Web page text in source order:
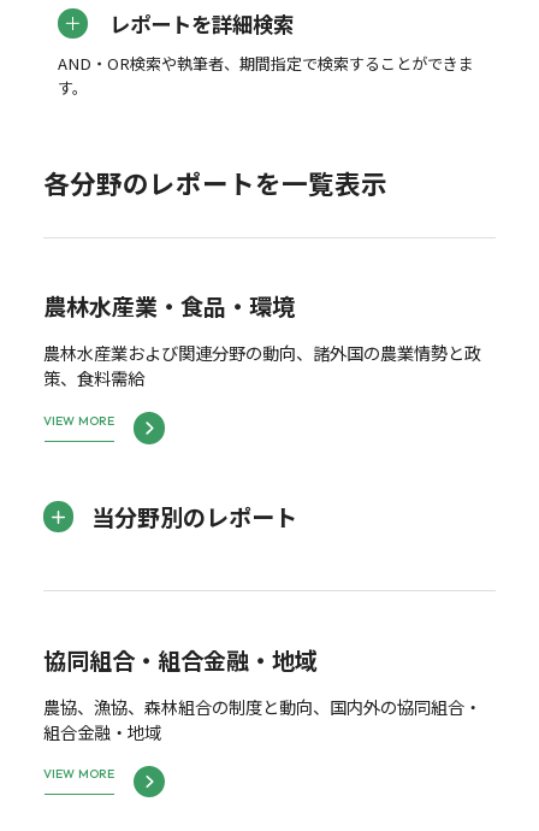
レポートを詳細検索
AND・OR検索や執筆者、期間指定で検索することができま
す。
各分野のレポートを一覧表示
農林水産業・食品・環境
農林水産業および関連分野の動向、諸外国の農業情勢と政
策、食料需給
VIEW MORE
当分野別のレポート
協同組合・組合金融・地域
農協、漁協、森林組合の制度と動向、国内外の協同組合・
組合金融・地域
VIEW MORE